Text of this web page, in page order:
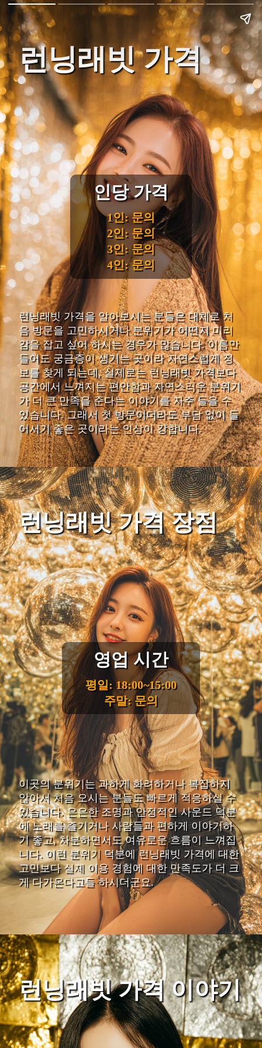
런닝래빗 가격
인당 가격
1인: 문의
2인: 문의
3인: 문의
4인: 문의
런닝래빗 가격을 알아보시는 분들은 대체로 처
음 방문을 고민하시거나 분위기가 어떤지 미리
감을 잡고 싶어 하시는 경우가 많습니다. 이름만
들어도 궁금증이 생기는 곳이라 자연스럽게 정
보를 찾게 되는데, 실제로는 런닝래빗 가격보다
공간에서 느껴지는 편안함과 자연스러운 분위기
가 더 큰 만족을 준다는 이야기를 자주 들을 수
있습니다. 그래서 첫 방문이더라도 부담 없이 들
어서기 좋은 곳이라는 인상이 강합니다.
런닝래빗 가격 장점
영업 시간
평일: 18:00~15:00
주말: 문의
이곳의 분위기는 과하게 화려하거나 복잡하지
않아서 처음 오시는 분들도 빠르게 적응하실 수
있습니다. 은은한 조명과 안정적인 사운드 덕분
에 노래를 즐기거나 사람들과 편하게 이야기하
기 좋고, 차분하면서도 여유로운 흐름이 느껴집
니다. 이런 분위기 덕분에 런닝래빗 가격에 대한
고민보다 실제 이용 경험에 대한 만족도가 더 크
게 다가온다고들 하시더군요.
런닝래빗 가격 이야기